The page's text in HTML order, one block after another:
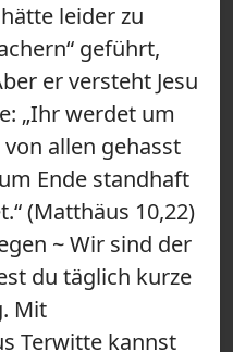
leider zu
geführt,
er versteht Jesu
„Ihr werdet um
allen gehasst
Ende standhaft
(Matthäus 10,22)
~ Wir sind der
du täglich kurze
Mit
Terwitte kannst